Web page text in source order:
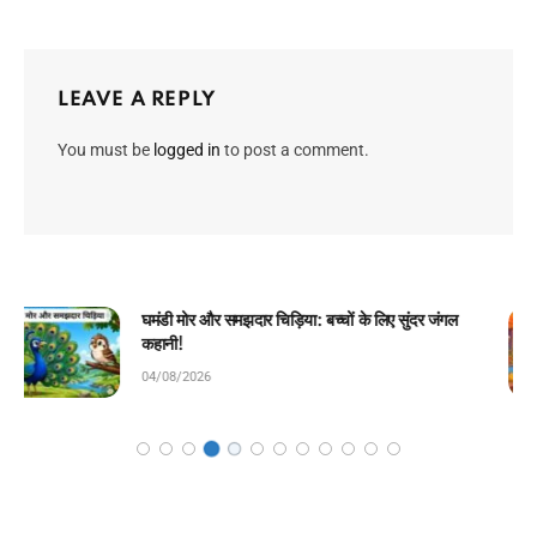
LEAVE A REPLY
You must be logged in to post a comment.
चिराग की ईमानदारी: बच्चों के लिए प्रेरणादायक बाल कहानी!
04/08/2026